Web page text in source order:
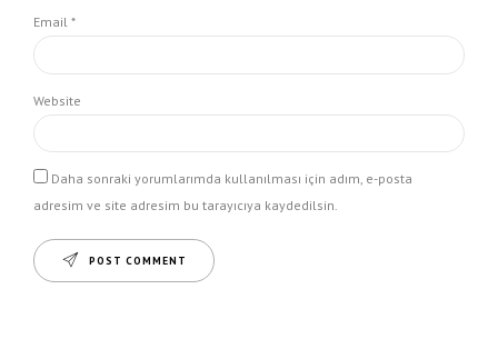
Email *
Website
Daha sonraki yorumlarımda kullanılması için adım, e-posta
adresim ve site adresim bu tarayıcıya kaydedilsin.
POST COMMENT